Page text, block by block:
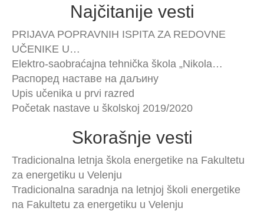
Najčitanije vesti
PRIJAVA POPRAVNIH ISPITA ZA REDOVNE
UČENIKE U…
Elektro-saobraćajna tehnička škola „Nikola…
Распоред наставе на даљину
Upis učenika u prvi razred
Početak nastave u školskoj 2019/2020
Skorašnje vesti
Tradicionalna letnja škola energetike na Fakultetu
za energetiku u Velenju
Tradicionalna saradnja na letnjoj školi energetike
na Fakultetu za energetiku u Velenju